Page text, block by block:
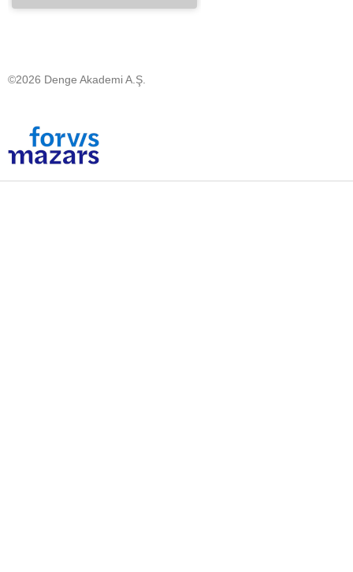
©2026 Denge Akademi A.Ş.